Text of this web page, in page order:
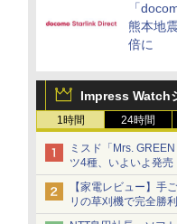
「
熊本地
倍に
Impress Watch
1時間 24時間
ミスド「Mrs.
ツ4種、いよいよ発売
【家電レビュー】手
リの草刈機で完全勝